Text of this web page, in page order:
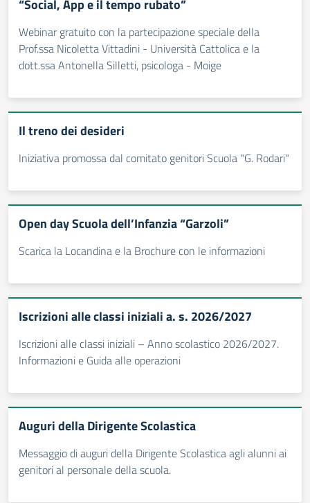
“Social, App e il tempo rubato”
Webinar gratuito con la partecipazione speciale della
Prof.ssa Nicoletta Vittadini - Università Cattolica e la
dott.ssa Antonella Silletti, psicologa - Moige
Il treno dei desideri
Iniziativa promossa dal comitato genitori Scuola "G. Rodari"
Open day Scuola dell’Infanzia “Garzoli”
Scarica la Locandina e la Brochure con le informazioni
Iscrizioni alle classi iniziali a. s. 2026/2027
Iscrizioni alle classi iniziali – Anno scolastico 2026/2027.
Informazioni e Guida alle operazioni
Auguri della Dirigente Scolastica
Messaggio di auguri della Dirigente Scolastica agli alunni ai
genitori al personale della scuola.